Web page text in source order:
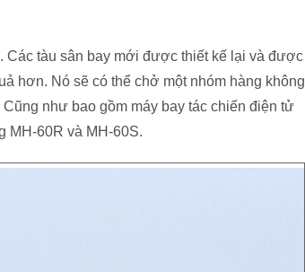
tàu sân bay mới được thiết kế lại và được
hơn. Nó sẽ có thể chở một nhóm hàng không
như bao gồm máy bay tác chiến điện tử
MH-60R và MH-60S.